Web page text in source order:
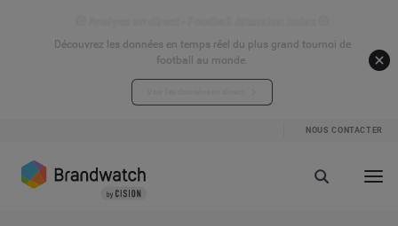
Découvrez les données en temps réel du plus grand tournoi de
football au monde.
NOUS CONTACTER